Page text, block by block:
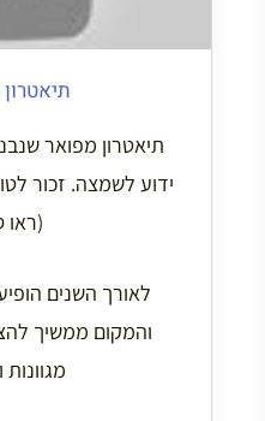
תיאטרון מפואר
ידוע לשמצה. זכור
(ראו
לאורך השנים
והמקום ממשיך